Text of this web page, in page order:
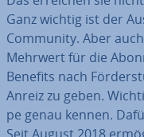
Ganz wichtig ist der
Community. Aber
Mehrwert für die
Benefits nach
Anreiz zu geben.
pe genau kennen.